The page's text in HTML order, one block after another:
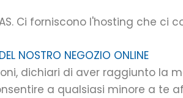
Ci forniscono l'hosting che ci
NOSTRO NEGOZIO ONLINE
dichiari di aver raggiunto la
a qualsiasi minore a te